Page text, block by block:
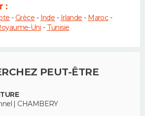
:
- Grèce - Inde - Irlande - Maroc-
Uni - Tunisie
PEUT-ÊTRE
| CHAMBERY